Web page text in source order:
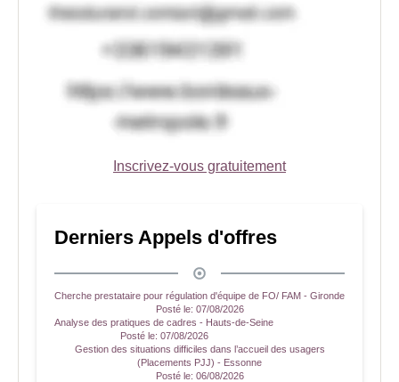
Inscrivez-vous gratuitement
Derniers Appels d'offres
Cherche prestataire pour régulation d'équipe de FO/ FAM - Gironde
Posté le: 07/08/2026
Analyse des pratiques de cadres - Hauts-de-Seine
Posté le: 07/08/2026
Gestion des situations difficiles dans l’accueil des usagers
(Placements PJJ) - Essonne
Posté le: 06/08/2026